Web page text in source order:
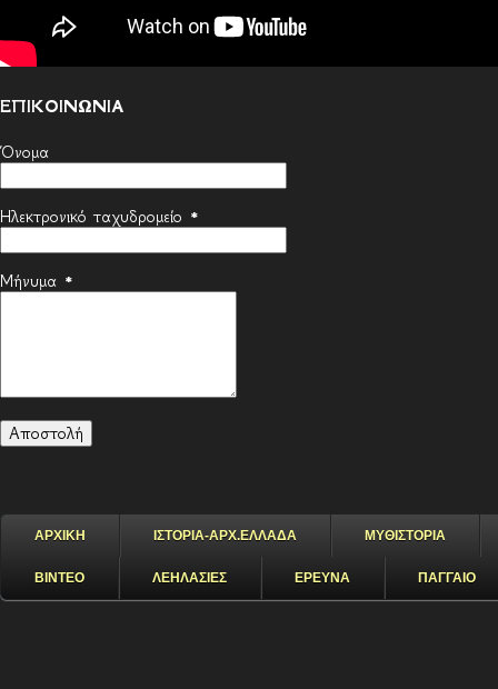
ΕΠΙΚΟΙΝΩΝΙΑ
Όνομα
Ηλεκτρονικό ταχυδρομείο *
Μήνυμα *
ΑΡΧΙΚΗ ΙΣΤΟΡΙΑ-ΑΡΧ.ΕΛΛΑΔΑ ΜΥΘΙΣΤΟΡΙΑ
ΒΙΝΤΕΟ ΛΕΗΛΑΣΙΕΣ ΕΡΕΥΝΑ ΠΑΓΓΑΙΟ